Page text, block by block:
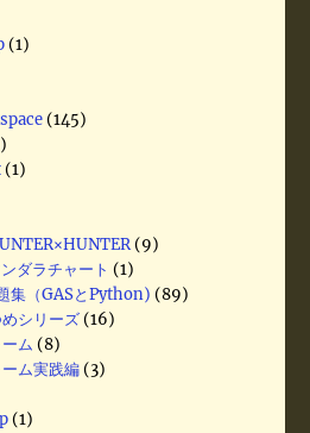
(1)
(145)
(1)
(9)
ダラチャート (1)
集（GASとPython) (89)
シリーズ(16)
ム (8)
ム実践編(3)
(1)